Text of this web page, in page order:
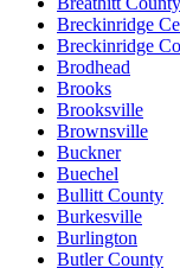
Breckinridge
Breckinridge
Brodhead
Brooks
Brooksville
Brownsville
Buckner
Buechel
Bullitt County
Burkesville
Burlington
Butler County